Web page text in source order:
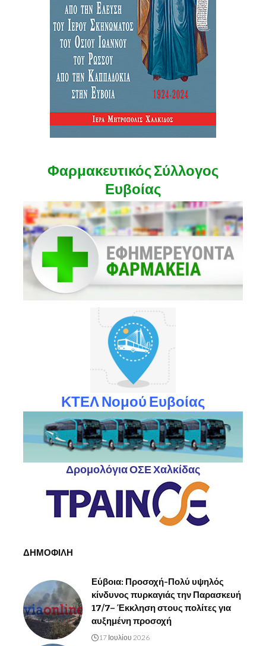
Φαρμακευτικός Σύλλογος
Ευβοίας
ΚΤΕΛ Νομού Ευβοίας
Δρομολόγια ΟΣΕ Χαλκίδας
ΔΗΜΟΦΙΛΗ
Εύβοια: Προσοχή-Πολύ υψηλός
κίνδυνος πυρκαγιάς την Παρασκευή
17/7– Έκκληση στους πολίτες για
αυξημένη προσοχή
17 Ιουλίου 2026